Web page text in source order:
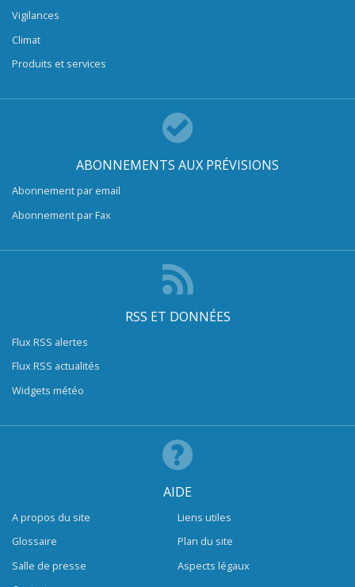
Vigilances
Climat
Produits et services
ABONNEMENTS AUX PRÉVISIONS
Abonnement par email
Abonnement par Fax
RSS ET DONNÉES
Flux RSS alertes
Flux RSS actualités
Widgets météo
AIDE
A propos du site
Glossaire
Salle de presse
Liens utiles
Plan du site
Aspects légaux